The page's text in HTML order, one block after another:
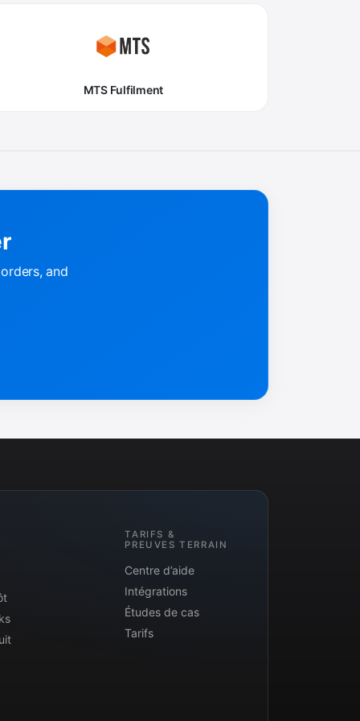
MTS Fulfilment
and
TARIFS &
PREUVES TERRAIN
Centre d’aide
Intégrations
Études de cas
Tarifs